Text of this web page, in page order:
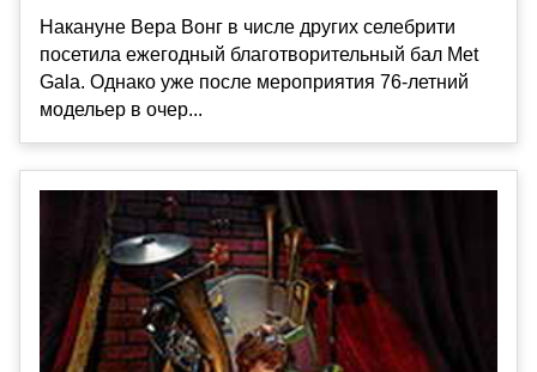
Накануне Вера Вонг в числе других селебрити
посетила ежегодный благотворительный бал Met
Gala. Однако уже после мероприятия 76-летний
модельер в очер...